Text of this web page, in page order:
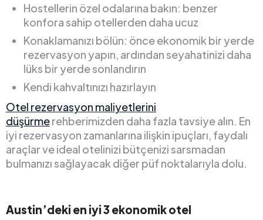
Hostellerin özel odalarına bakın: benzer
konfora sahip otellerden daha ucuz
Konaklamanızı bölün: önce ekonomik bir yerde
rezervasyon yapın, ardından seyahatinizi daha
lüks bir yerde sonlandırın
Kendi kahvaltınızı hazırlayın
Otel rezervasyon maliyetlerini
düşürmerehberimizden daha fazla tavsiye alın. En
iyi rezervasyon zamanlarına ilişkin ipuçları, faydalı
araçlar ve ideal otelinizi bütçenizi sarsmadan
bulmanızı sağlayacak diğer püf noktalarıyla dolu.
Austin’deki en iyi 3 ekonomik otel